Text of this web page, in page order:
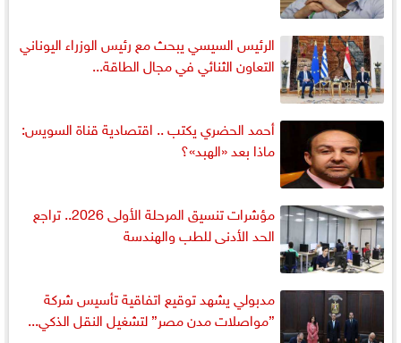
الرئيس السيسي يبحث مع رئيس الوزراء اليوناني
التعاون الثنائي في مجال الطاقة...
أحمد الحضري يكتب .. اقتصادية قناة السويس:
ماذا بعد «الهبد»؟
مؤشرات تنسيق المرحلة الأولى 2026.. تراجع
الحد الأدنى للطب والهندسة
مدبولي يشهد توقيع اتفاقية تأسيس شركة
”مواصلات مدن مصر” لتشغيل النقل الذكي...